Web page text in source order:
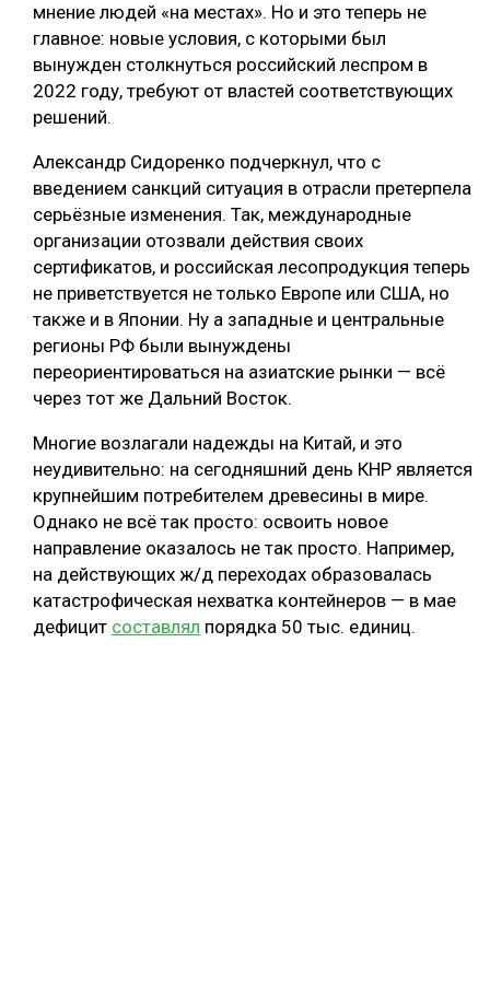
мнение людей «на местах». Но и это теперь не
главное: новые условия, с которыми был
вынужден столкнуться российский леспром в
2022 году, требуют от властей соответствующих
решений.
Александр Сидоренко подчеркнул, что с
введением санкций ситуация в отрасли претерпела
серьёзные изменения. Так, международные
организации отозвали действия своих
сертификатов, и российская лесопродукция теперь
не приветствуется не только Европе или США, но
также и в Японии. Ну а западные и центральные
регионы РФ были вынуждены
переориентироваться на азиатские рынки — всё
через тот же Дальний Восток.
Многие возлагали надежды на Китай, и это
неудивительно: на сегодняшний день КНР является
крупнейшим потребителем древесины в мире.
Однако не всё так просто: освоить новое
направление оказалось не так просто. Например,
на действующих ж/д переходах образовалась
катастрофическая нехватка контейнеров — в мае
дефицит составлял порядка 50 тыс. единиц.